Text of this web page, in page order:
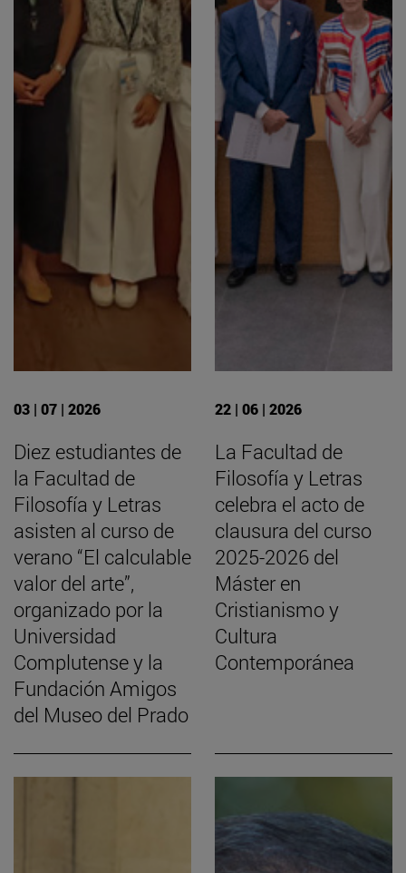
03 | 07 | 2026
Diez estudiantes de
la Facultad de
Filosofía y Letras
asisten al curso de
verano “El calculable
valor del arte”,
organizado por la
Universidad
Complutense y la
Fundación Amigos
del Museo del Prado
22 | 06 | 2026
La Facultad de
Filosofía y Letras
celebra el acto de
clausura del curso
2025-2026 del
Máster en
Cristianismo y
Cultura
Contemporánea